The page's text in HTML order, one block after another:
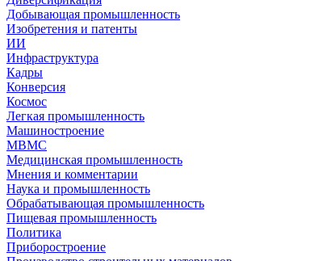
Добывающая промышленность
Изобретения и патенты
ИИ
Инфраструктура
Кадры
Конверсия
Космос
Легкая промышленность
Машиностроение
МВМС
Медицинская промышленность
Мнения и комментарии
Наука и промышленность
Обрабатывающая промышленность
Пищевая промышленность
Политика
Приборостроение